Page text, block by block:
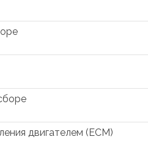
двигателем (ECM)